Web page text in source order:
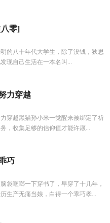
零]
的八十年代大学生，除了没钱，狄思
现自己生活在一本名叫...
力穿越
穿越黑猫孙小米一觉醒来被绑定了祈
，收集足够的信仰值才能许愿...
巧
袋哐啷一下穿书了，早穿了十几年，
生产无痛当娘，白得一个乖巧孝...